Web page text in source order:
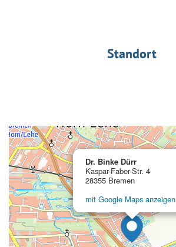
Standort
Dr. Binke Dürr
Kaspar-Faber-Str. 4
28355 Bremen
mit Google Maps anzeigen